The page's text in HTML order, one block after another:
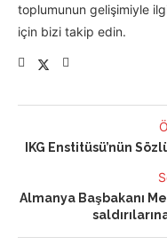
toplumunun gelişimiyle
için bizi takip edin.
IKG Enstitüsü’nün
Almanya Başbakanı